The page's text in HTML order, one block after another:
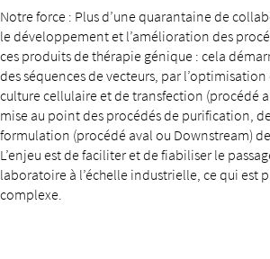
Notre force : Plus d’une quarantaine de
le développement et l’amélioration des
ces produits de thérapie génique : cela
des séquences de vecteurs, par
culture cellulaire et de transfection (procédé
mise au point des procédés de purification,
formulation (procédé aval ou Downstream)
L’enjeu est de faciliter et de fiabiliser le
laboratoire à l’échelle industrielle, ce qui est
complexe.